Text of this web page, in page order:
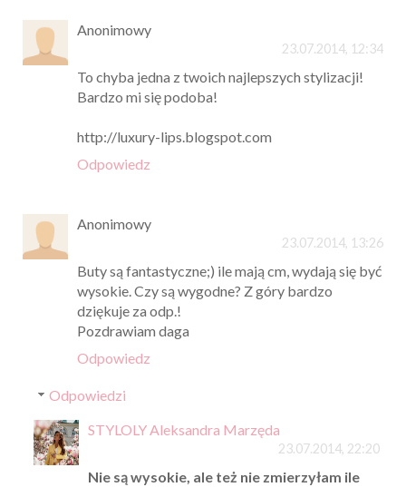
Anonimowy
23.07.2014, 12:34
To chyba jedna z twoich najlepszych stylizacji!
Bardzo mi się podoba!
http://luxury-lips.blogspot.com
Odpowiedz
Anonimowy
23.07.2014, 13:26
Buty są fantastyczne;) ile mają cm, wydają się być
wysokie. Czy są wygodne? Z góry bardzo
dziękuje za odp.!
Pozdrawiam daga
Odpowiedz
Odpowiedzi
STYLOLY Aleksandra Marzęda
23.07.2014, 22:20
Nie są wysokie, ale też nie zmierzyłam ile